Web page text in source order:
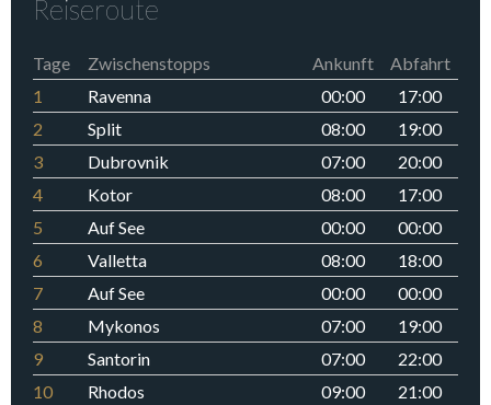
Reiseroute
Tage Zwischenstopps Ankunft
Abfahrt
1
Ravenna 00:00
17:00
2
Split 08:00
19:00
3
Dubrovnik 07:00
20:00
4
Kotor 08:00
17:00
5
Auf See 00:00
00:00
6
Valletta 08:00
18:00
7
Auf See 00:00
00:00
8
Mykonos 07:00
19:00
9
Santorin 07:00
22:00
10
Rhodos 09:00 21:00